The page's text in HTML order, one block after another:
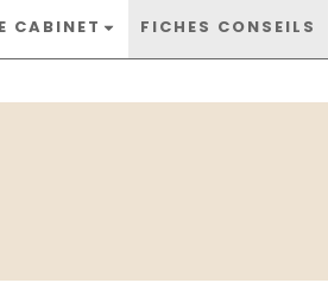
CABINET FICHES CONSEILS